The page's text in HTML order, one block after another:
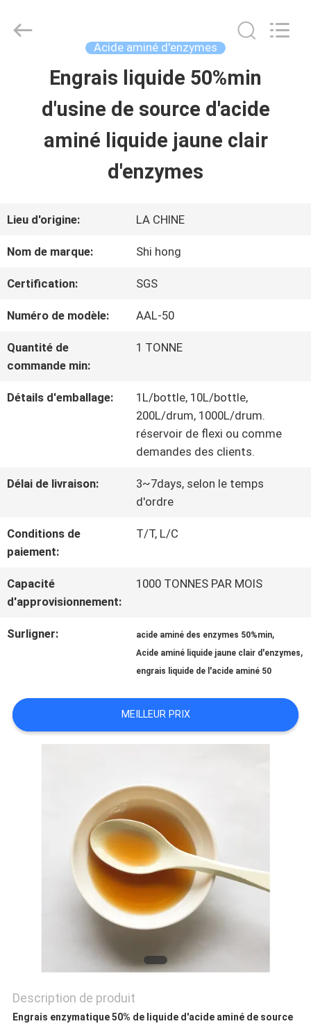
MAISON
PRODUITS
NOUS
DE
QUALITÉ
CONTACTEZ-
NOUS
CITATION
POLITIQUE
CONFIDENTIALITÉ
Sichuan
Acide aminé d'enzymes
Engrais liquide 50%min
d'usine de source d'acide
aminé liquide jaune clair
d'enzymes
Lieu d'origine: LA CHINE
Nom de marque: Shi hong
Certification: SGS
Numéro de modèle: AAL-50
Quantité de
commande min:
1 TONNE
Détails d'emballage:
1L/bottle, 10L/bottle,
200L/drum, 1000L/drum.
réservoir de flexi ou comme
demandes des clients.
Délai de livraison:
3~7days, selon le temps
d'ordre
Conditions de
paiement:
T/T, L/C
Capacité
d'approvisionnement:
1000 TONNES PAR MOIS
Surligner: acide aminé des enzymes 50%min,
Acide aminé liquide jaune clair d'enzymes,
engrais liquide de l'acide aminé 50
MEILLEUR PRIX
Description de produit
Engrais enzymatique 50% de liquide d'acide aminé de source